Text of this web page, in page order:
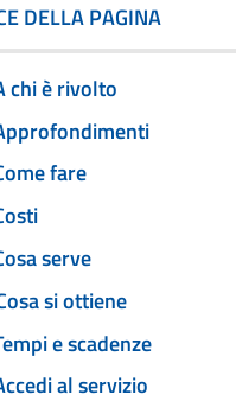
DELLA PAGINA
chi è rivolto
fare
serve
si ottiene
e scadenze
al servizio